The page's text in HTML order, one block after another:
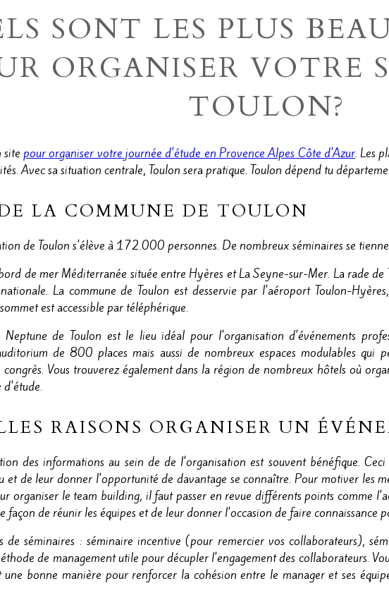
SONT LES PLUS
ORGANISER VOTRE
TOULON?
sitepour organiser votre journée d'étude en Provence Alpes Côte d'Azur. Les
Avec sa situation centrale, Toulon sera pratique. Toulon dépend tu
LA COMMUNE DE TOULON
de Toulon s'élève à 172.000 personnes. De nombreux séminaires se
de mer Méditerranée située entre Hyères et La Seyne-sur-Mer. La rade
La commune de Toulon est desservie par l'aéroport Toulon-
est accessible par téléphérique.
Neptune de Toulon est le lieu idéal pour l'organisation d'événements
de 800 places mais aussi de nombreux espaces modulables qui
Vous trouverez également dans la région de nombreux hôtels où
RAISONS ORGANISER UN
des informations au sein de de l'organisation est souvent bénéfique.
et de leur donner l'opportunité de davantage se connaître. Pour motiver les
organiser le team building, il faut passer en revue différents points comme
façon de réunir les équipes et de leur donner l'occasion de faire connaissance
de séminaires : séminaire incentive (pour remercier vos collaborateurs),
de management utile pour décupler l'engagement des collaborateurs.
bonne manière pour renforcer la cohésion entre le manager et ses